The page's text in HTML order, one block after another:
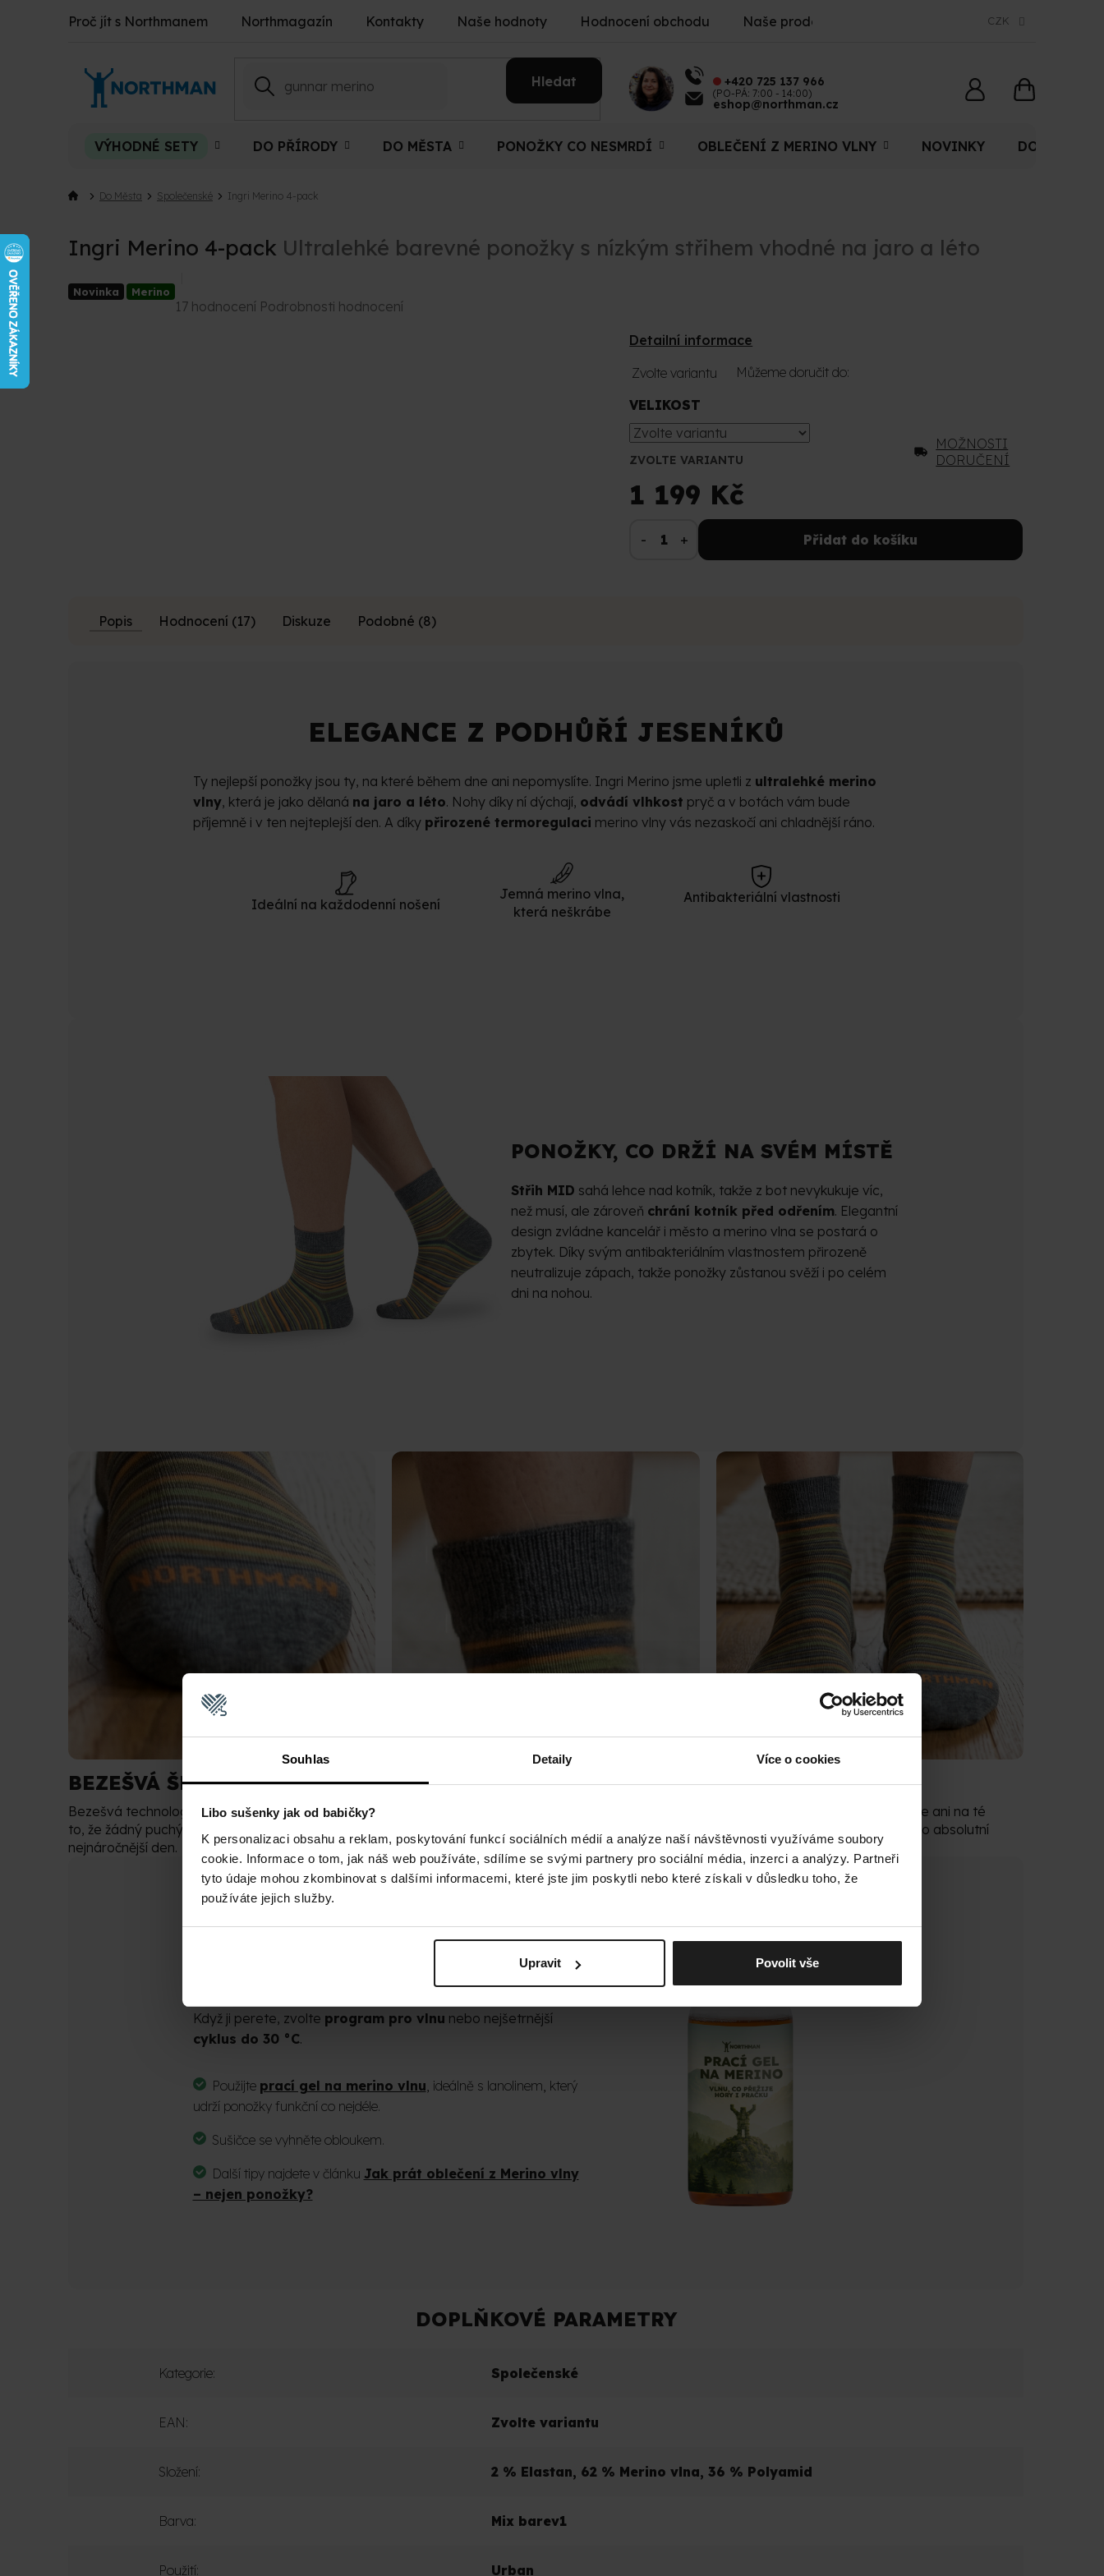
Souhlas Detaily Více o cookies
Libo sušenky jak od babičky?
K personalizaci obsahu a reklam, poskytování funkcí sociálních médií a analýze naší návštěvnosti využíváme soubory
cookie. Informace o tom, jak náš web používáte, sdílíme se svými partnery pro sociální média, inzerci a analýzy. Partneři
tyto údaje mohou zkombinovat s dalšími informacemi, které jste jim poskytli nebo které získali v důsledku toho, že
používáte jejich služby.
Upravit Povolit vše
Proč jít s Northmanem Northmagazín Kontakty Naše hodnoty Hodnocení obchodu Naše prodejny CZK
Hledat
NÁKUPNÍ
KOŠÍK
+420 725 137 966
(PO-PÁ: 7:00 - 14:00)
eshop@northman.cz
VÝHODNÉ SETY DO PŘÍRODY DO MĚSTA PONOŽKY CO NESMRDÍ OBLEČENÍ Z MERINO VLNY NOVINKY DOPLŇKY
Do Města Společenské Ingri Merino 4-pack
Ingri Merino 4-pack Ultralehké barevné ponožky s nízkým střihem vhodné na jaro a léto
Novinka Merino Průměrné
hodnocení
17 hodnocení Podrobnosti hodnocení
1 199 Kč
ZVOLTE VARIANTU
VELIKOST
Můžeme doručit do:
Zvolte variantu
MOŽNOSTI
DORUČENÍ
Přidat do košíku
Detailní informace
Popis Podobné (8)
Hodnocení (17) Diskuze
ELEGANCE Z PODHŮŘÍ JESENÍKŮ
Ty nejlepší ponožky jsou ty, na které během dne ani nepomyslíte. Ingri Merino jsme upletli z ultralehké merino
vlny, která je jako dělaná na jaro a léto. Nohy díky ní dýchají, odvádí vlhkost pryč a v botách vám bude
příjemně i v ten nejteplejší den. A díky přirozené termoregulaci merino vlny vás nezaskočí ani chladnější ráno.
Ideální na každodenní nošení
Jemná merino vlna,
která neškrábe
Antibakteriální vlastnosti
PONOŽKY, CO DRŽÍ NA SVÉM MÍSTĚ
Střih MID sahá lehce nad kotník, takže z bot nevykukuje víc,
než musí, ale zároveň chrání kotník před odřením. Elegantní
design zvládne kancelář i město a merino vlna se postará o
zbytek. Díky svým antibakteriálním vlastnostem přirozeně
neutralizuje zápach, takže ponožky zůstanou svěží i po celém
dni na nohou.
BEZEŠVÁ ŠPICE
Bezešvá technologie uzavírání špice se postará o
to, že žádný puchýř nepřeruší ani ten
nejnáročnější den.
NEKLOUZAVÝ LEM
celodenním nošení.
JAKO V PEŘINCE
neškrábe ani na té
nejcitlivější pokožce a postará se o absolutní
pohodlí po celý den.
JAK O PONOŽKY PEČOVAT?
Když ji perete, zvolte program pro vlnu nebo nejšetrnější
cyklus do 30 °C.
Použijte prací gel na merino vlnu , ideálně s lanolinem, který
udrží ponožky funkční co nejdéle.
Sušičce se vyhněte obloukem.
Další tipy najdete v článku Jak prát oblečení z Merino vlny
– nejen ponožky?
DOPLŇKOVÉ PARAMETRY
Kategorie: Společenské
EAN: Zvolte variantu
Složení: 2 % Elastan, 62 % Merino vlna, 36 % Polyamid
Barva: Mix barev1
Použití: Urban